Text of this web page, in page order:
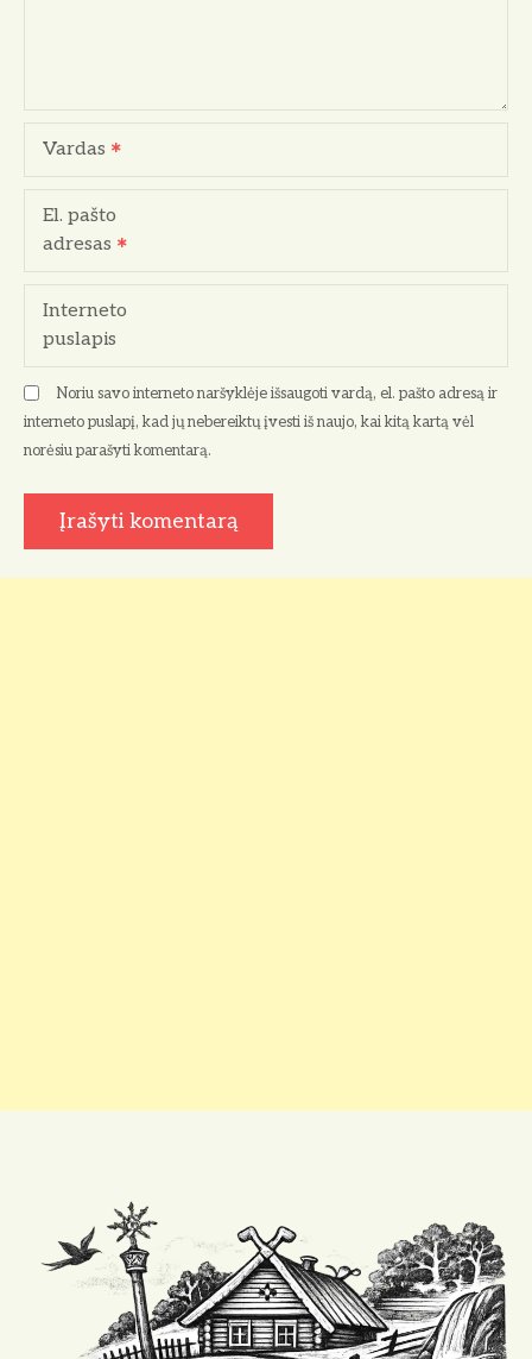
a
š
ų
Vardas
El. pašto
adresas
Interneto
puslapis
Noriu savo interneto naršyklėje išsaugoti vardą, el. pašto adresą ir
interneto puslapį, kad jų nebereiktų įvesti iš naujo, kai kitą kartą vėl
norėsiu parašyti komentarą.